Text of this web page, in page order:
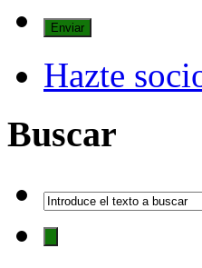
Hazte
Buscar